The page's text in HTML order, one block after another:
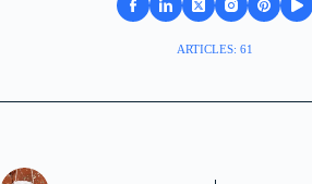
ARTICLES: 61